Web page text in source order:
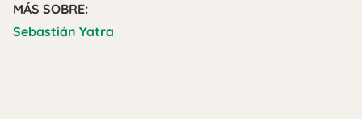
MÁS SOBRE:
Sebastián Yatra